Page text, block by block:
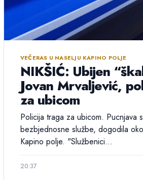
VEČERAS U NASELJU KAPINO POLJE
NIKŠIĆ: Ubijen
Jovan Mrvaljević,
za ubicom
Policija traga za ubicom. Pucnjava
bezbjednosne službe, dogodila
Kapino polje. "Službenici...
20:37